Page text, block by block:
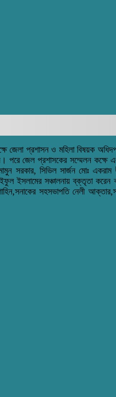
জেলা প্রশাসন ও মহিলা বিষয়ক
পরে জেল প্রশাসকের সম্মেলন
সরকার, সিভিল সার্জন মোঃ একরাম
সঞ্চালনায় ব্‌ক্তৃতা করেন
সহসভাপতি নেলী